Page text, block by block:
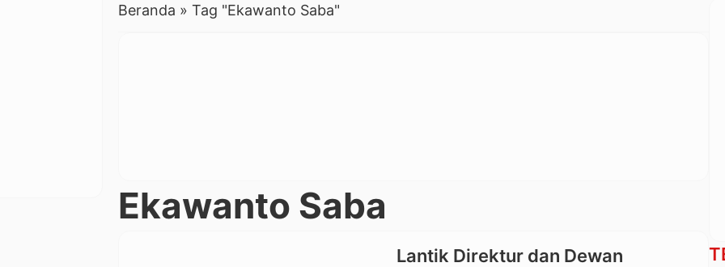
Beranda » Tag "Ekawanto Saba"
Ekawanto Saba
Lantik Direktur dan Dewan